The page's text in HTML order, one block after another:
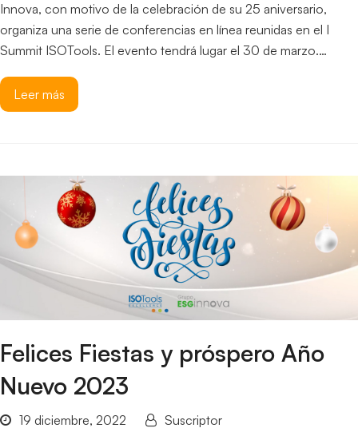
Innova, con motivo de la celebración de su 25 aniversario,
organiza una serie de conferencias en línea reunidas en el I
Summit ISOTools. El evento tendrá lugar el 30 de marzo.…
Leer más
Felices Fiestas y próspero Año
Nuevo 2023
19 diciembre, 2022
Suscriptor